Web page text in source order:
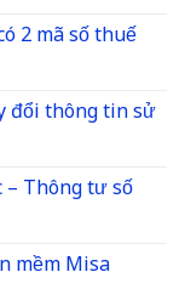
2 mã số thuế
đổi thông tin sử
Thông tư số
mềm Misa